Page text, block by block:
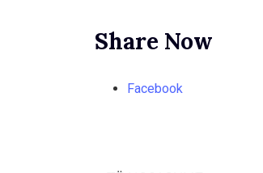
Share Now
Facebook